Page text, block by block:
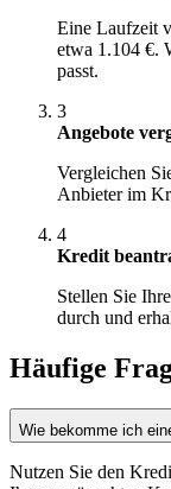
Eine Laufzeit
etwa 1.104 €.
passt.
3
Angebote
Vergleichen
Anbieter im
4
Kredit
Stellen Sie
durch und
Häufige
Wie bekomme ich
Nutzen Sie den